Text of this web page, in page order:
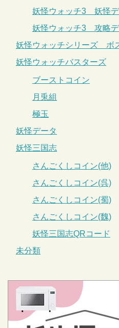
妖怪ウォッチ3 妖怪デ
妖怪ウォッチ3 攻略デ
妖怪ウォッチシリーズ ボ
妖怪ウォッチバスターズ
ブーストコイン
月兎組
極玉
妖怪データ
妖怪三国志
さんごくしコイン(他)
さんごくしコイン(呉)
さんごくしコイン(蜀)
さんごくしコイン(魏)
妖怪三国志QRコード
未分類